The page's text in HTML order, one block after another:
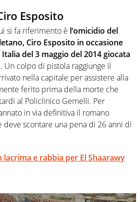
Esposito
si fa riferimento è l’omicidio del
Ciro Esposito in occasione
del 3 maggio del 2014 giocata
. Un colpo di pistola raggiunge il
nella capitale per assistere alla
ferito prima della morte che
al Policlinico Gemelli. Per
in via definitiva il romano
deve scontare una pena di 26 anni di
lacrima e rabbia per El Shaarawy